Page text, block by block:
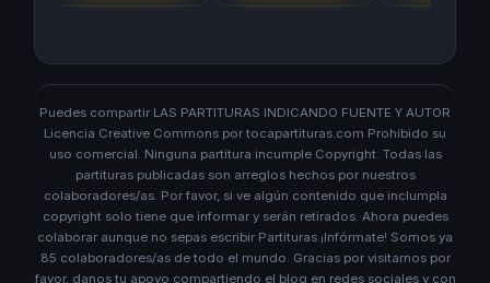
Puedes compartir LAS PARTITURAS INDICANDO FUENTE Y AUTOR
Licencia Creative Commons por tocapartituras.com Prohibido su
uso comercial. Ninguna partitura incumple Copyright. Todas las
partituras publicadas son arreglos hechos por nuestros
colaboradores/as. Por favor, si ve algún contenido que inclumpla
copyright solo tiene que informar y serán retirados. Ahora puedes
colaborar aunque no sepas escribir Partituras ¡Infórmate! Somos ya
85 colaboradores/as de todo el mundo. Gracias por visitarnos por
favor, danos tu apoyo compartiendo el blog en redes sociales y con